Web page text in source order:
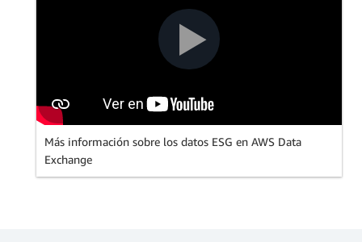
Más información sobre los datos ESG en AWS Data
Exchange